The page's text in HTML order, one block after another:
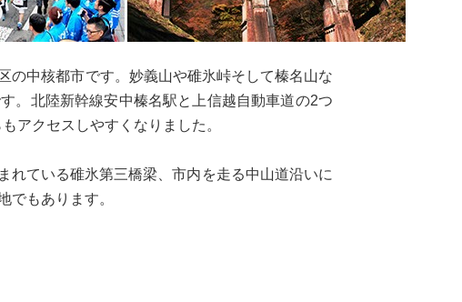
の中核都市です。妙義山や碓氷峠そして榛名山な
。北陸新幹線安中榛名駅と上信越自動車道の2つ
アクセスしやすくなりました。
れている碓氷第三橋梁、市内を走る中山道沿いに
でもあります。